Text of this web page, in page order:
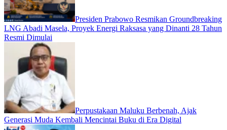
Presiden Prabowo Resmikan Groundbreaking
LNG Abadi Masela, Proyek Energi Raksasa yang Dinanti 28 Tahun
Resmi Dimulai
Perpustakaan Maluku Berbenah, Ajak
Generasi Muda Kembali Mencintai Buku di Era Digital